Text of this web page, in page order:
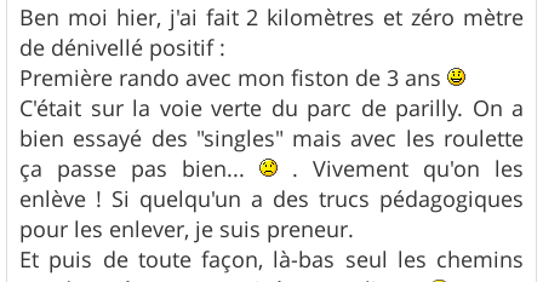
s
s
a
g
e
Ben moi hier, j'ai fait 2 kilomètres et zéro mètre
de dénivellé positif :
Première rando avec mon fiston de 3 ans
C'était sur la voie verte du parc de parilly. On a
bien essayé des "singles" mais avec les roulette
ça passe pas bien...
. Vivement qu'on les
enlève ! Si quelqu'un a des trucs pédagogiques
pour les enlever, je suis preneur.
Et puis de toute façon, là-bas seul les chemins